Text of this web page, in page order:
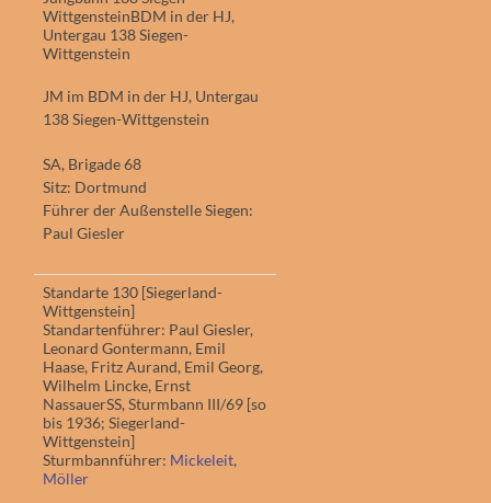
WittgensteinBDM in der HJ,
Untergau 138 Siegen-
Wittgenstein
JM im BDM in der HJ, Untergau
138 Siegen-Wittgenstein
SA, Brigade 68
Sitz: Dortmund
Führer der Außenstelle Siegen:
Paul Giesler
Standarte 130 [Siegerland-
Wittgenstein]
Standartenführer: Paul Giesler,
Leonard Gontermann, Emil
Haase, Fritz Aurand, Emil Georg,
Wilhelm Lincke, Ernst
NassauerSS, Sturmbann III/69 [so
bis 1936; Siegerland-
Wittgenstein]
Sturmbannführer: Mickeleit,
Möl­ler